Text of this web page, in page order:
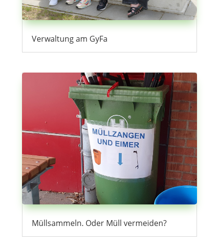
Verwaltung am GyFa
Müllsammeln. Oder Müll vermeiden?